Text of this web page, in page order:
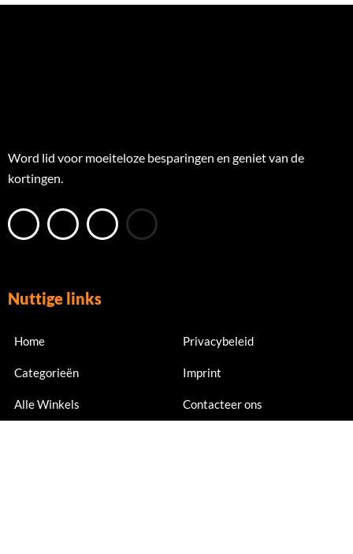
Word lid voor moeiteloze besparingen en geniet van de
kortingen.
Nuttige links
Home
Categorieën
Alle Winkels
Privacybeleid
Imprint
Contacteer ons